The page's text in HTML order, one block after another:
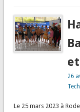
26
Le 25 mars 2023 à